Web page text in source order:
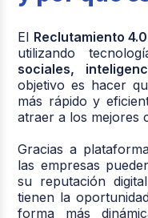
El Reclutamiento 4.0
utilizando
sociales,
objetivo es hacer
más rápido y
atraer a los mejores
Gracias a
las empresas
su reputación
tienen la
forma más